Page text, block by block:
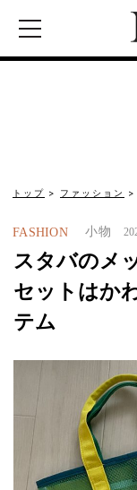
トップ ファッション
FASHION 小物
スタバのメ
セットはか
テム